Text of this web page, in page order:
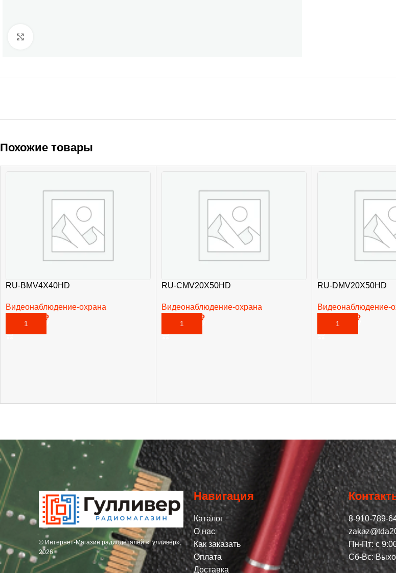
Похожие товары
RU-BMV4X40HD
Видеонаблюдение-охрана
₽
В КОРЗИНУ
RU-CMV20X50HD
Видеонаблюдение-охрана
₽
В КОРЗИНУ
RU-DMV20X50HD
Видеонаблюдение-
₽
В КОРЗИНУ
© Интернет-Магазин радиодеталей «Гулливер»,
2026
Навигация
Каталог
О нас
Как заказать
Оплата
Доставка
8-910-789-
Пн-Пт: с
Сб-Вс: